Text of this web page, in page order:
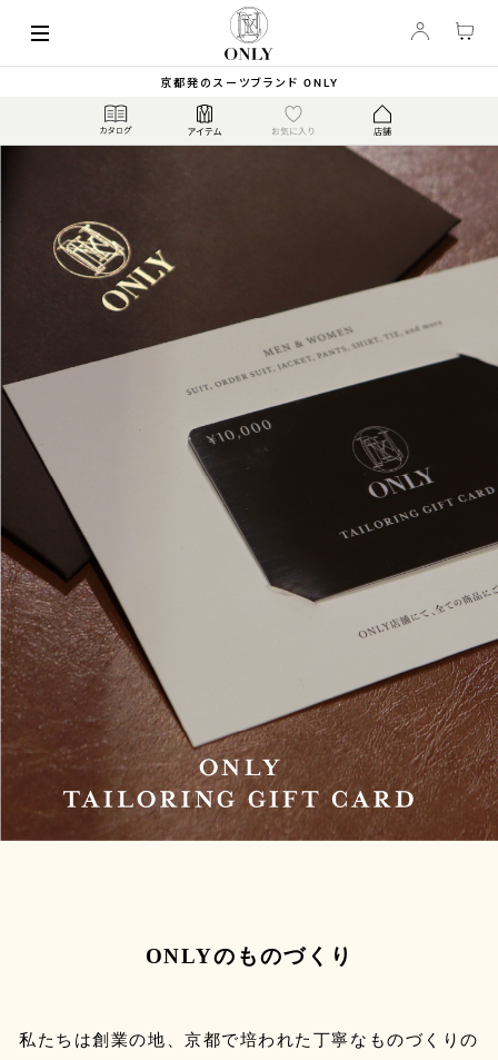
京都発のスーツブランド ONLY
ONLYのものづくり
私たちは創業の地、京都で培われた丁寧なものづくりの